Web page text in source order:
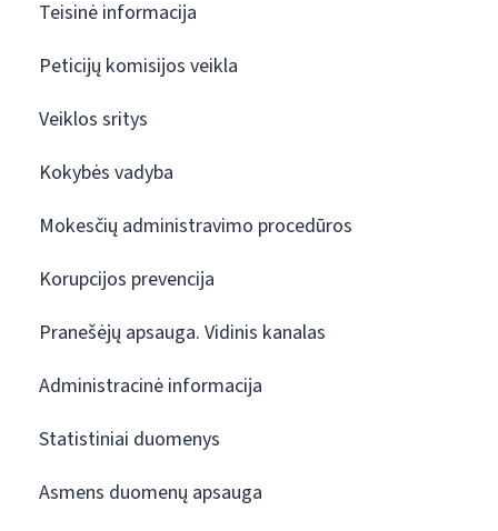
Teisinė informacija
Peticijų komisijos veikla
Veiklos sritys
Kokybės vadyba
Mokesčių administravimo procedūros
Korupcijos prevencija
Pranešėjų apsauga. Vidinis kanalas
Administracinė informacija
Statistiniai duomenys
Asmens duomenų apsauga